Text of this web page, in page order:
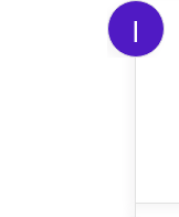
I